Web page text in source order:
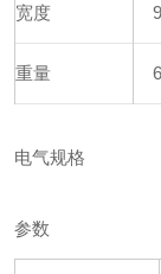
宽度
重量
电气规格
参数